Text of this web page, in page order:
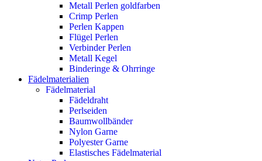
Metall Perlen goldfarben
Crimp Perlen
Perlen Kappen
Flügel Perlen
Verbinder Perlen
Metall Kegel
Binderinge & Ohrringe
Fädelmaterialien
Fädelmaterial
Fädeldraht
Perlseiden
Baumwollbänder
Nylon Garne
Polyester Garne
Elastisches Fädelmaterial